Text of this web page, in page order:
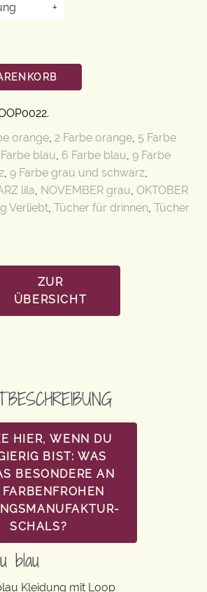
+
.
orange 2 Farbe orange 5 Farbe
blau 6 Farbe blau 9 Farbe
9 Farbe grau und schwarz
lila NOVEMBER grau OKTOBER
Verliebt Tücher für drinnen Tücher
ZUR
ÜBERSICHT
HIER, WENN DU
BIST: WAS
BESONDERE AN
SCHALS?
blau
Kleidung mit Loop